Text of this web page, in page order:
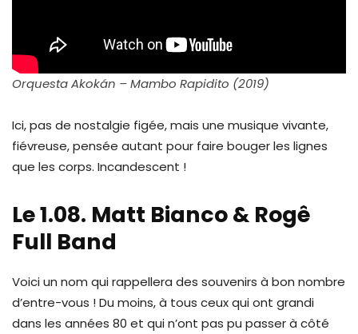
Orquesta Akokán – Mambo Rapidito (2019)
Ici, pas de nostalgie figée, mais une musique vivante,
fiévreuse, pensée autant pour faire bouger les lignes
que les corps. Incandescent !
Le 1.08. Matt Bianco & Rogê
Full Band
Voici un nom qui rappellera des souvenirs à bon nombre
d’entre-vous ! Du moins, à tous ceux qui ont grandi
dans les années 80 et qui n’ont pas pu passer à côté